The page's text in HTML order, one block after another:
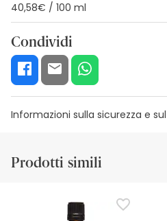
40,58€ / 100 ml
Condividi
Informazioni sulla sicurezza e
Risorse per la sicurezza
Al momento non disponiamo
per questo prodotto, ma ci
Prodotti simili